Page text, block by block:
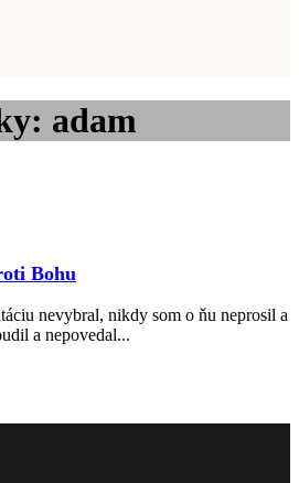
adam
Bohu
nevybral, nikdy som o ňu neprosil a
a nepovedal...